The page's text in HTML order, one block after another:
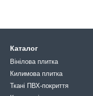
Каталог
Вінілова плитка
Килимова плитка
Ткані ПВХ-покриття